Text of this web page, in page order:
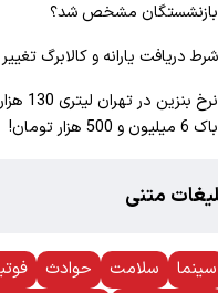
بازنشستگان مشخص شد؟
شرط دریافت یارانه و کالابرگ
نرخ
باک 6 میلیون و 500 هزار تومان!
متنی
سینما سلامت حوادث